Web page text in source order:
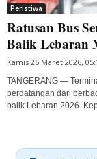
Peristiwa
Ratusan Bus
Balik Lebaran
Kamis 26 Maret 2026,
TANGERANG —
berdatangan dari
balik Lebaran 2026.